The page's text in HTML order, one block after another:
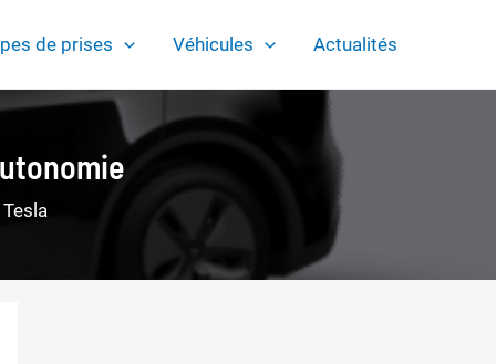
de prises Véhicules Actualités
Tesla